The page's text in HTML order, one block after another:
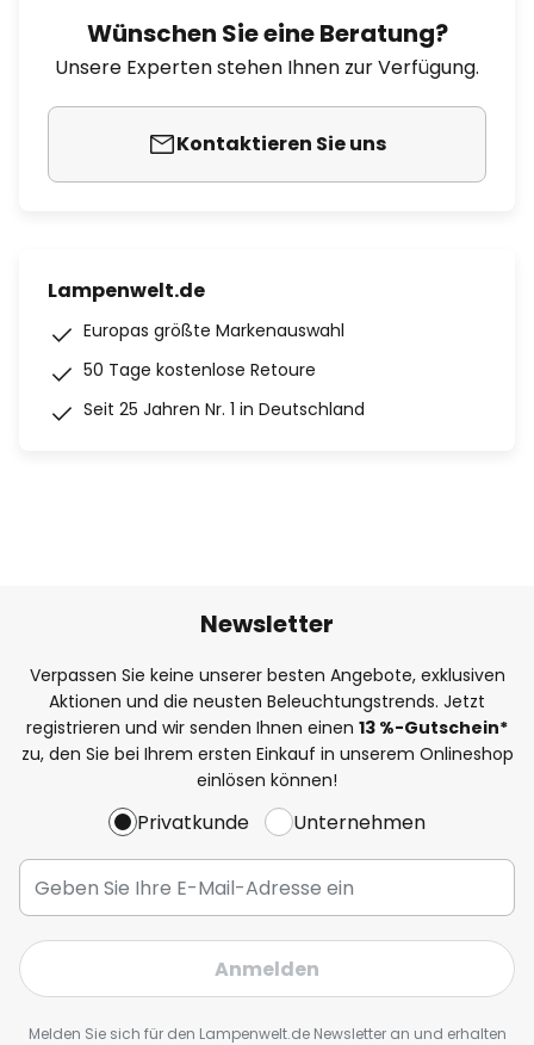
Wünschen Sie eine Beratung?
Unsere Experten stehen Ihnen zur Verfügung.
Kontaktieren Sie uns
Lampenwelt.de
Europas größte Markenauswahl
50 Tage kostenlose Retoure
Seit 25 Jahren Nr. 1 in Deutschland
Newsletter
Verpassen Sie keine unserer besten Angebote, exklusiven
Aktionen und die neusten Beleuchtungstrends. Jetzt
registrieren und wir senden Ihnen einen 13 %-Gutschein*
zu, den Sie bei Ihrem ersten Einkauf in unserem Onlineshop
einlösen können!
Privatkunde Unternehmen
Anmelden
Melden Sie sich für den Lampenwelt.de Newsletter an und erhalten